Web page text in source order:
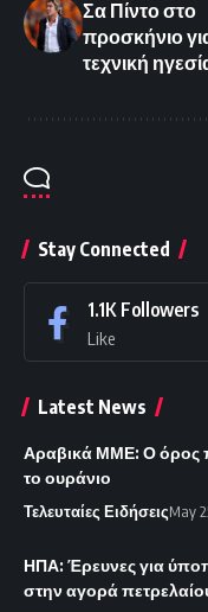
Σα Πίντο στο
προσκήνιο
τεχνική
Stay Connected
1.1K Followers
Like
Latest News
Αραβικά ΜΜΕ: Ο όρος
το ουράνιο
Τελευταίες ΕιδήσειςMay
ΗΠΑ: Έρευνες για
στην αγορά